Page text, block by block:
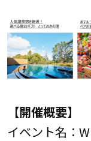
【開催概要】
イベント名：